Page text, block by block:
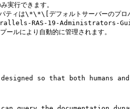
行できます。
ティは\*\*\[デフォルトサーバーのプ
RAS-19-Administrators-Guide/
ルにより自動的に管理されます。
so that both humans